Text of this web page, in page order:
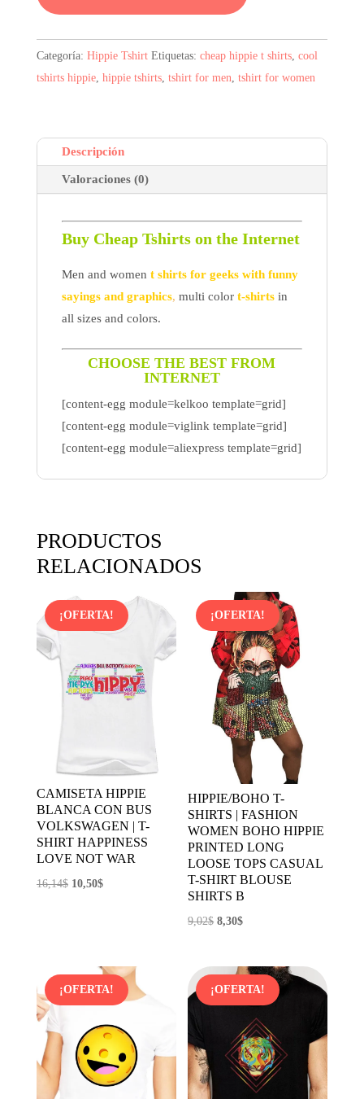
era:
8,39$.
es:
5,29$.
Categoría: Hippie Tshirt Etiquetas: cheap hippie t shirts, cool
tshirts hippie, hippie tshirts, tshirt for men, tshirt for women
Descripción
Valoraciones (0)
Buy Cheap Tshirts on the Internet
Men and women t shirts for geeks with funny
sayings and graphics, multi color t-shirtsin
all sizes and colors.
CHOOSE THE BEST FROM
INTERNET
[content-egg module=kelkoo template=grid]
[content-egg module=viglink template=grid]
[content-egg module=aliexpress template=grid]
PRODUCTOS
RELACIONADOS
¡OFERTA!
CAMISETA HIPPIE
BLANCA CON BUS
VOLKSWAGEN | T-
SHIRT HAPPINESS
LOVE NOT WAR
16,14$ El
16,14$.
10,50$El
10,50$.
¡OFERTA!
HIPPIE/BOHO T-
SHIRTS | FASHION
WOMEN BOHO HIPPIE
PRINTED LONG
LOOSE TOPS CASUAL
T-SHIRT BLOUSE
SHIRTS B
9,02$ El
era:
9,02$.
8,30$El
es:
8,30$.
¡OFERTA! ¡OFERTA!